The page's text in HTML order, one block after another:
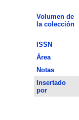
Volumen de
la colección
ISSN
Área
Notas
Insertado
por